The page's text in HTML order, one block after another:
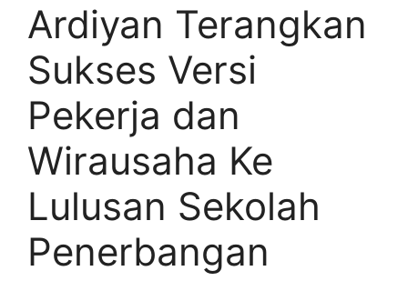
Ardiyan Terangkan
Sukses Versi
Pekerja dan
Wirausaha Ke
Lulusan Sekolah
Penerbangan